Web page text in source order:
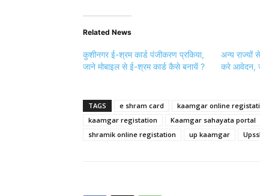
Related News
कुशीनगर ई-श्रम कार्ड पंजीकरण प्रकिया,
जाने मोबाइल से ई-श्रम कार्ड कैसे बनायें ?
अन्य
करे आवेदन,
TAGS e shram card kaamgar online
kaamgar registation
Kaamgar sahayata portal
shramik online registation
up kaamgar